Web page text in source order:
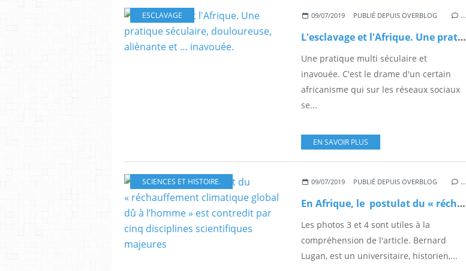
ESCLAVAGE 09/07/2019 PUBLIÉ DEPUIS OVERBLOG …
L'esclavage et l'Afrique. Une pratique séculaire, douloureuse, aliènante et … inavouée.
Une pratique multi séculaire et
inavouée. C'est le drame d'un certain
africanisme qui sur les réseaux sociaux
se...
EN SAVOIR PLUS
SCIENCES ET HISTOIRE. 09/07/2019 PUBLIÉ DEPUIS OVERBLOG …
En Afrique, le postulat du « réchauffement climatique global dû à l’homme » est contredit par cinq disciplines scientifiques majeures
Les photos 3 et 4 sont utiles à la
compréhension de l'article. Bernard
Lugan, est un universitaire, historien,...